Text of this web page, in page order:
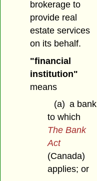
brokerage to
provide real
estate services
on its behalf.
"financial
institution"
means
(a) a bank
to which
The Bank
Act
(Canada)
applies; or